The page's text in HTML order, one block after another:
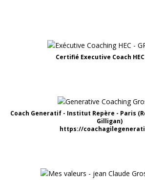
Certifié Executive Coach HEC
Coach Generatif - Institut Repère - Paris
Gilligan)
https://